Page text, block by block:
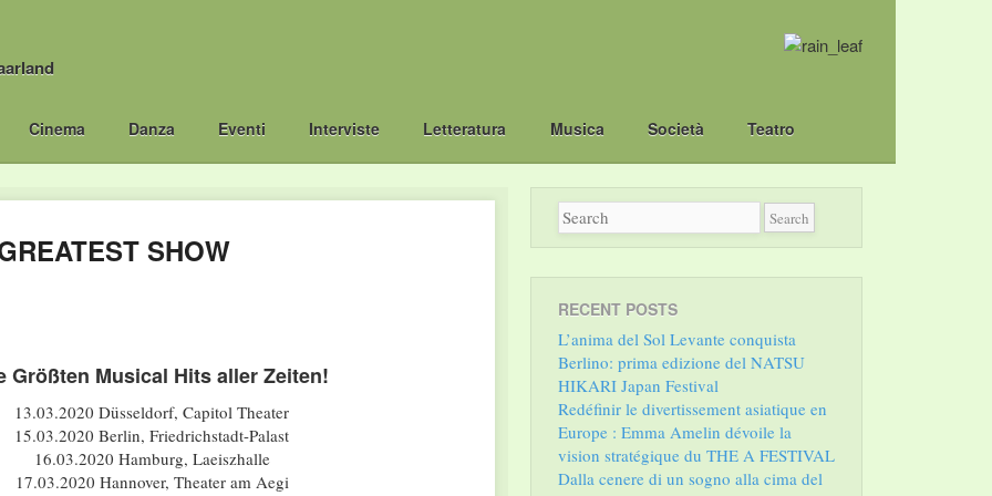
Cinema Danza Eventi Interviste Letteratura Musica Società Teatro
SHOW
Größten Musical Hits aller Zeiten!
13.03.2020 Düsseldorf, Capitol Theater
15.03.2020 Berlin, Friedrichstadt-Palast
16.03.2020 Hamburg, Laeiszhalle
17.03.2020 Hannover, Theater am Aegi
RECENT POSTS
L’anima del Sol Levante conquista
Berlino: prima edizione del NATSU
HIKARI Japan Festival
Redéfinir le divertissement asiatique en
Europe : Emma Amelin dévoile la
vision stratégique du THE A FESTIVAL
Dalla cenere di un sogno alla cima del